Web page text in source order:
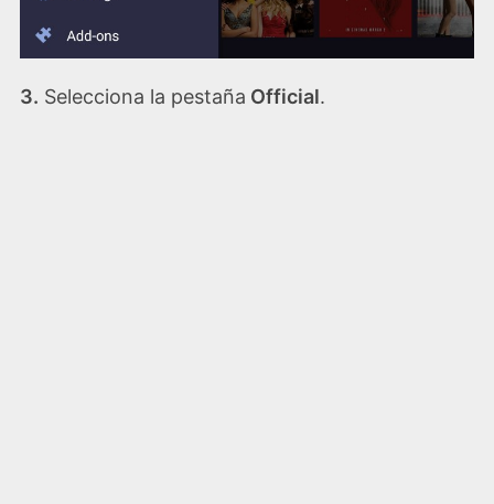
3. Selecciona la pestaña Official.